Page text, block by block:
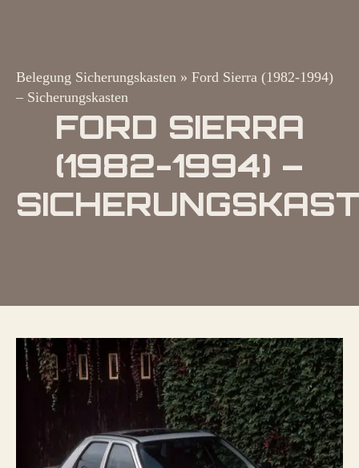
Belegung Sicherungskasten » Ford Sierra (1982-1994)
– Sicherungskasten
FORD SIERRA
(1982-1994) –